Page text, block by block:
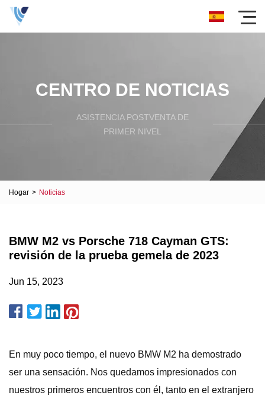
CENTRO DE NOTICIAS
ASISTENCIA POSTVENTA DE
PRIMER NIVEL
Hogar > Noticias
BMW M2 vs Porsche 718 Cayman GTS:
revisión de la prueba gemela de 2023
Jun 15, 2023
En muy poco tiempo, el nuevo BMW M2 ha demostrado
ser una sensación. Nos quedamos impresionados con
nuestros primeros encuentros con él, tanto en el extranjero